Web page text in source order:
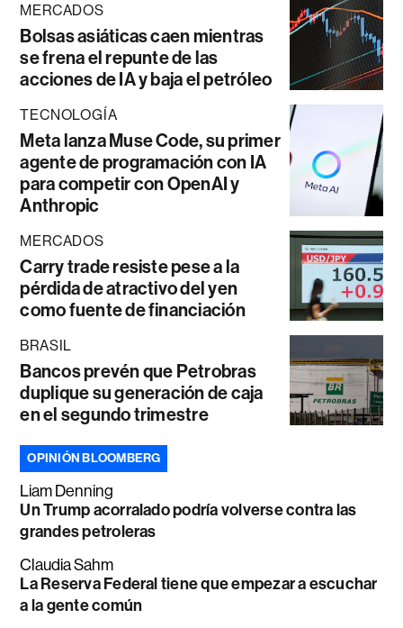
MERCADOS
Bolsas asiáticas caen mientras
se frena el repunte de las
acciones de IA y baja el petróleo
TECNOLOGÍA
Meta lanza Muse Code, su primer
agente de programación con IA
para competir con OpenAI y
Anthropic
MERCADOS
Carry trade resiste pese a la
pérdida de atractivo del yen
como fuente de financiación
BRASIL
Bancos prevén que Petrobras
duplique su generación de caja
en el segundo trimestre
OPINIÓN BLOOMBERG
Liam Denning
Un Trump acorralado podría volverse contra las
grandes petroleras
Claudia Sahm
La Reserva Federal tiene que empezar a escuchar
a la gente común